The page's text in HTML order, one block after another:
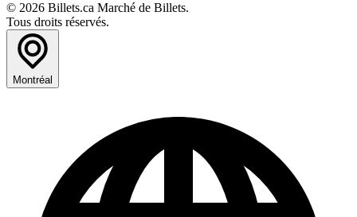
© 2026 Billets.ca Marché de Billets.
Tous droits réservés.
Montréal